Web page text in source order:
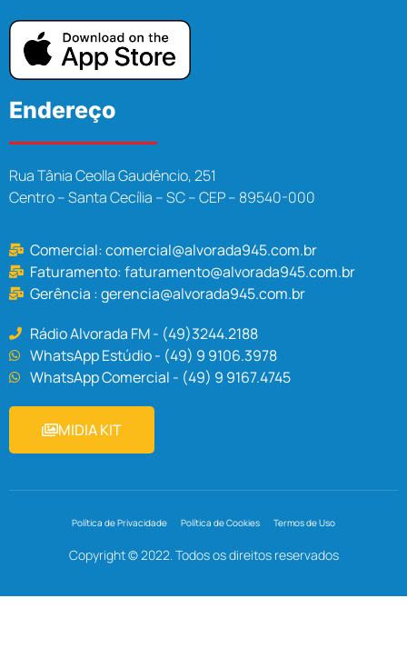
Endereço
Rua Tânia Ceolla Gaudêncio, 251
Centro – Santa Cecília – SC – CEP – 89540-000
Comercial:comercial@alvorada945.com.br
Faturamento:faturamento@alvorada945.com.br
Gerência :gerencia@alvorada945.com.br
Rádio Alvorada FM - (49)3244.2188
WhatsApp Estúdio - (49) 9 9106.3978
WhatsApp Comercial - (49) 9 9167.4745
MIDIA KIT
Política de Privacidade Política de Cookies Termos de Uso
Copyright © 2022. Todos os direitos reservados